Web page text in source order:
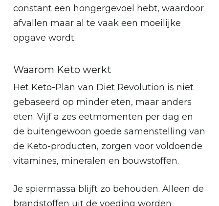
constant een hongergevoel hebt, waardoor
afvallen maar al te vaak een moeilijke
opgave wordt.
Waarom Keto werkt
Het Keto-Plan van Diet Revolution is niet
gebaseerd op minder eten, maar anders
eten. Vijf a zes eetmomenten per dag en
de buitengewoon goede samenstelling van
de Keto-producten, zorgen voor voldoende
vitamines, mineralen en bouwstoffen.
Je spiermassa blijft zo behouden. Alleen de
brandstoffen uit de voeding worden